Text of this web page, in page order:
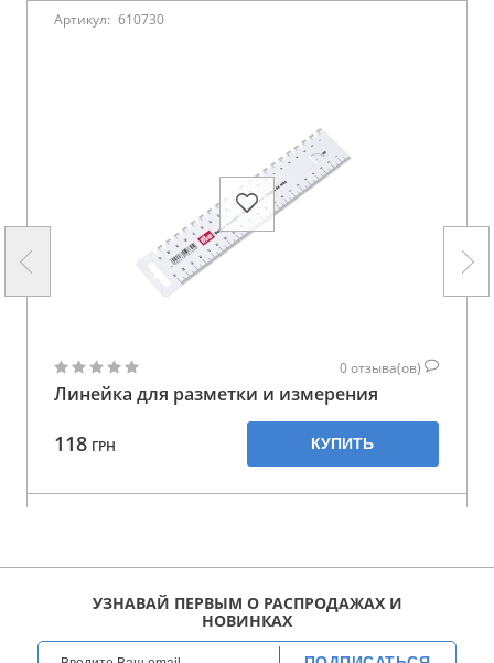
Артикул: 610730
0отзыва(ов)
Линейка для разметки и измерения
118 ГРН КУПИТЬ
УЗНАВАЙ ПЕРВЫМ О РАСПРОДАЖАХ И
НОВИНКАХ